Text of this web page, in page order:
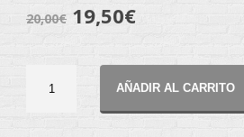
20,00€ 19,50€
LLENGUATGE
AÑADIR AL CARRITO